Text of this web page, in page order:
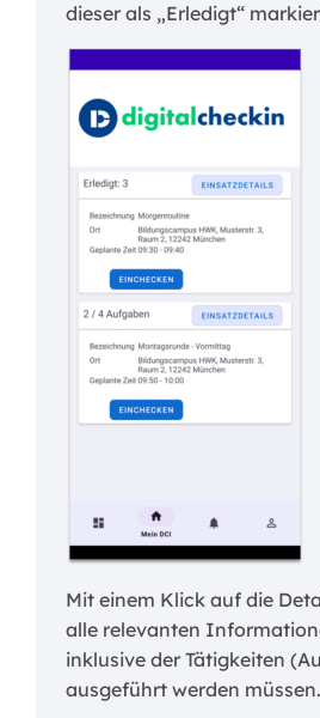
dieser als „Erledigt“
Mit einem Klick auf die
alle relevanten
inklusive der Tätigkeiten
ausgeführt werden müssen.